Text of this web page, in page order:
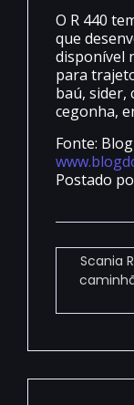
O R 440
que
disponível
para
baú, sider,
cegonha,
Fonte:
Postado
Scania